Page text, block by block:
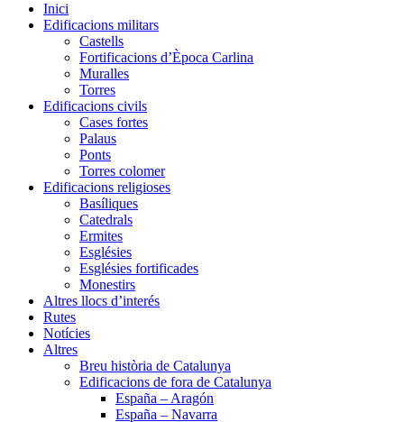
Inici
Edificacions militars
Castells
Fortificacions d’Època Carlina
Muralles
Torres
Edificacions civils
Cases fortes
Palaus
Ponts
Torres colomer
Edificacions religioses
Basíliques
Catedrals
Ermites
Esglésies
Esglésies fortificades
Monestirs
Altres llocs d’interés
Rutes
Notícies
Altres
Breu història de Catalunya
Edificacions de fora de Catalunya
España – Aragón
España – Navarra